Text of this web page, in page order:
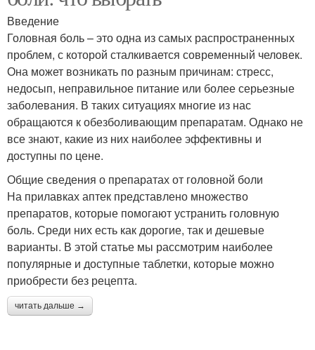
Введение
Головная боль – это одна из самых распространенных
проблем, с которой сталкивается современный человек.
Она может возникать по разным причинам: стресс,
недосып, неправильное питание или более серьезные
заболевания. В таких ситуациях многие из нас
обращаются к обезболивающим препаратам. Однако не
все знают, какие из них наиболее эффективны и
доступны по цене.
Общие сведения о препаратах от головной боли
На прилавках аптек представлено множество
препаратов, которые помогают устранить головную
боль. Среди них есть как дорогие, так и дешевые
варианты. В этой статье мы рассмотрим наиболее
популярные и доступные таблетки, которые можно
приобрести без рецепта.
читать дальше →